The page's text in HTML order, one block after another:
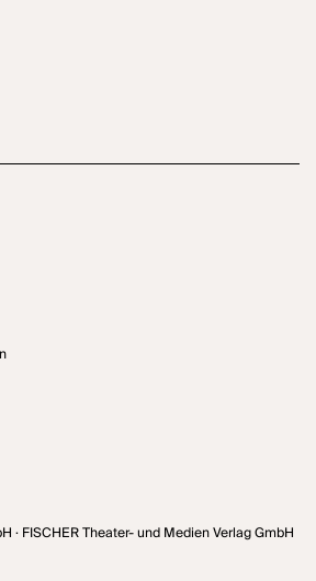
· FISCHER Theater- und Medien Verlag GmbH